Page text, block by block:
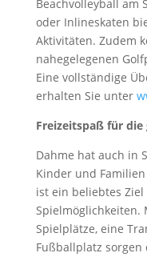
Beachvolleyball am
oder Inlineskaten
Aktivitäten. Zudem
nahegelegenen
Eine vollständige
erhalten Sie unter
Freizeitspaß für die
Dahme hat auch in
Kinder und
ist ein beliebtes
Spielmöglichkeiten.
Spielplätze, eine
Fußballplatz sorgen